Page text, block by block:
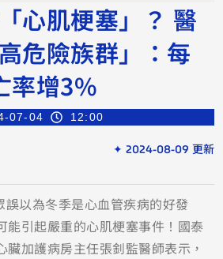
心肌梗塞」？ 醫
危險族群」：每
率增3%
07-04 12:00
✦ 2024-08-09 更新
以為冬季是心血管疾病的好發
能引起嚴重的心肌梗塞事件！國泰
加護病房主任張釗監醫師表示，